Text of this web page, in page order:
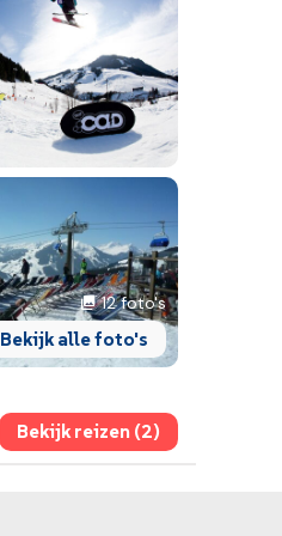
12 foto's
Bekijk alle foto's
Bekijk reizen (2)